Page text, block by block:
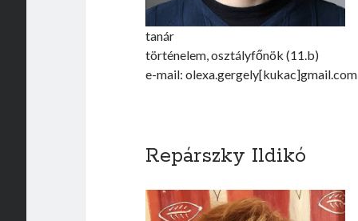
tanár
történelem, osztályfőnök (11.b)
e-mail: olexa.gergely[kukac]gmail.com
Repárszky Ildikó